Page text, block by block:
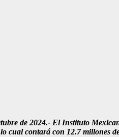
de 2024.- El Instituto
cual contará con 12.7 millones